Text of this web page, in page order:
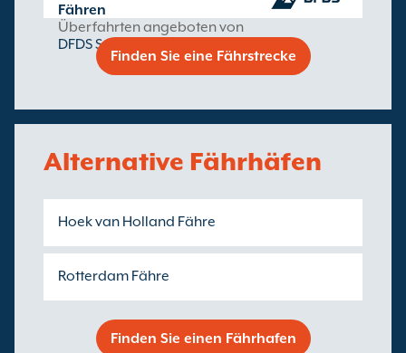
Fähren
Überfahrten angeboten von
DFDS Seaways
Finden Sie eine Fährstrecke
Alternative Fährhäfen
Hoek van Holland Fähre
Rotterdam Fähre
Finden Sie einen Fährhafen